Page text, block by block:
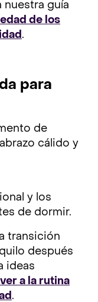
nuestra guía
de los
.
para
de
cálido y
y los
de dormir.
transición
después
ideas
a la rutina
.